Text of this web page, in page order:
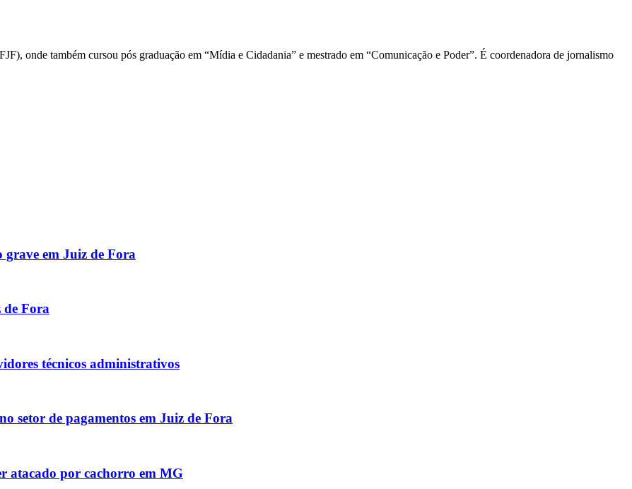
onde também cursou pós graduação em “Mídia e Cidadania” e mestrado em “Comunicação e Poder”. É coordenadora de jornalismo
grave em Juiz de Fora
de Fora
técnicos administrativos
setor de pagamentos em Juiz de Fora
atacado por cachorro em MG